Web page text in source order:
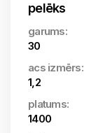
pelēks
garums:
30
acs izmērs:
1,2
platums:
1400